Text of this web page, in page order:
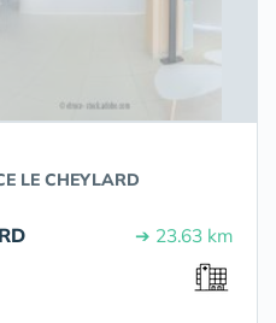
LE CHEYLARD
➔ 23.63 km